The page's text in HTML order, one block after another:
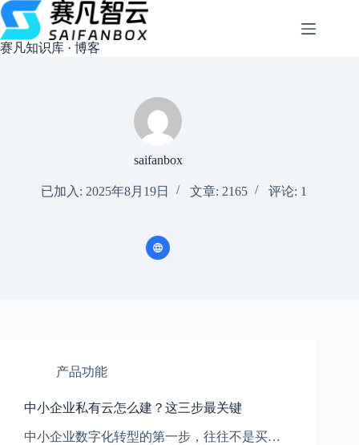
跳
过
内
容
赛凡知识库 · 博客
saifanbox
已加入: 2025年8月19日 文章: 2165 评论: 1
产品功能
中小企业私有云怎么建？这三步最关键
中小企业数字化转型的第一步，往往不是买…